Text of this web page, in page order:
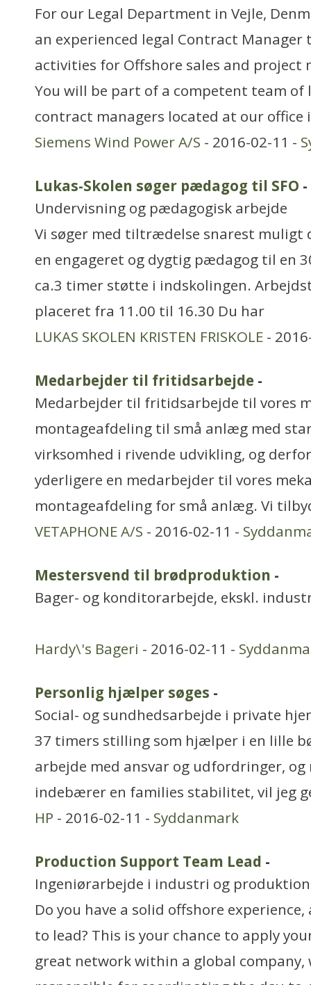
For our Legal Department in Vejle,
an experienced legal Contract
activities for Offshore sales and project
You will be part of a competent team of
contract managers located at our office
Siemens Wind Power A/S - 2016-02-11 -
Lukas-Skolen søger pædagog til SFO -
Undervisning og pædagogisk arbejde
Vi søger med tiltrædelse snarest muligt
en engageret og dygtig pædagog til en
ca.3 timer støtte i indskolingen.
placeret fra 11.00 til 16.30 Du har
LUKAS SKOLEN KRISTEN FRISKOLE -
Medarbejder til fritidsarbejde -
Medarbejder til fritidsarbejde til vores
montageafdeling til små anlæg med
virksomhed i rivende udvikling, og
yderligere en medarbejder til vores
montageafdeling for små anlæg. Vi
VETAPHONE A/S - 2016-02-11 -
Mestersvend til brødproduktion -
Bager- og konditorarbejde, ekskl.
Hardy\'s Bageri - 2016-02-11 -
Personlig hjælper søges -
Social- og sundhedsarbejde i private
37 timers stilling som hjælper i en lille
arbejde med ansvar og udfordringer,
indebærer en families stabilitet, vil jeg
HP - 2016-02-11 - Syddanmark
Production Support Team Lead -
Ingeniørarbejde i industri og produktion
Do you have a solid offshore
to lead? This is your chance to apply
great network within a global company,